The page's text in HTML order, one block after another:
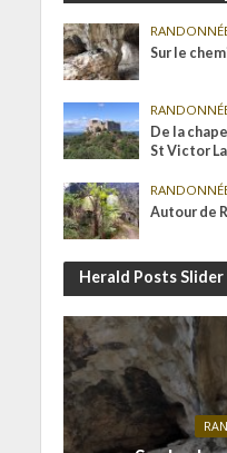
Sur le
De la
St Victor
Autour de
Herald Posts Slider